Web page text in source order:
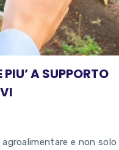
A SUPPORTO
e non solo